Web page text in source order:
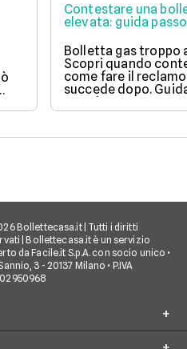
Contestare una
elevata: guida
Bolletta gas troppo
Scopri quando
come fare il
succede dopo.
e aggiornata.
Bollettecasa.it | Tutti i diritti
| Bollettecasa.it è un servizio
da Facile.it S.p.A. con socio unico •
3 - 20137 Milano • P.IVA